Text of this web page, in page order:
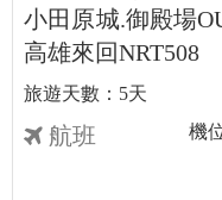
小田原城.御殿場
高雄來回NRT508
5天
航班 機